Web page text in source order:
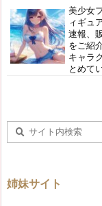
美少女
ィギュ
速報、
をご紹
キャラ
とめて
姉妹サイト